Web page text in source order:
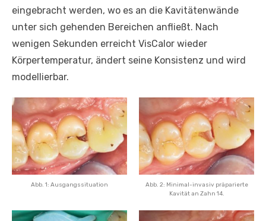
eingebracht werden, wo es an die Kavitätenwände
unter sich gehenden Bereichen anfließt. Nach
wenigen Sekunden erreicht VisCalor wieder
Körpertemperatur, ändert seine Konsistenz und wird
modellierbar.
Abb. 1: Ausgangssituation
Abb. 2: Minimal-invasiv präparierte
Kavität an Zahn 14.